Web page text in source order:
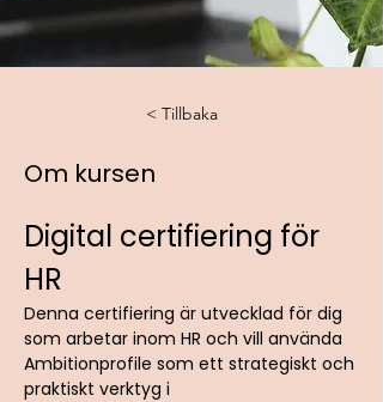
< Tillbaka
Om kursen
Digital certifiering för
HR
Denna certifiering är utvecklad för dig
som arbetar inom HR och vill använda
Ambitionprofile som ett strategiskt och
praktiskt verktyg i